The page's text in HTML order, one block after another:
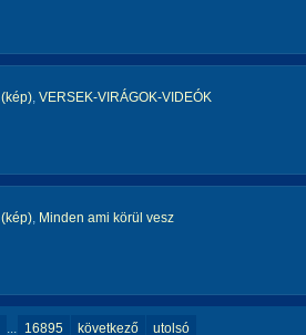
(kép), VERSEK-VIRÁGOK-VIDEÓK
(kép), Minden ami körül vesz
... 16895 következő utolsó